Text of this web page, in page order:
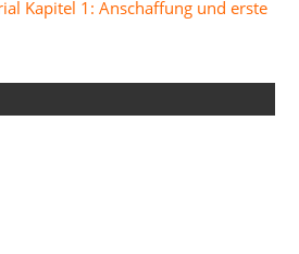
Kapitel 1: Anschaffung und erste